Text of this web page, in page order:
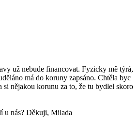
už nebude financovat. Fyzicky mě týrá,
má do koruny zapsáno. Chtěla byc
si nějakou korunu za to, že tu bydlel skoro
u nás? Děkuji, Milada